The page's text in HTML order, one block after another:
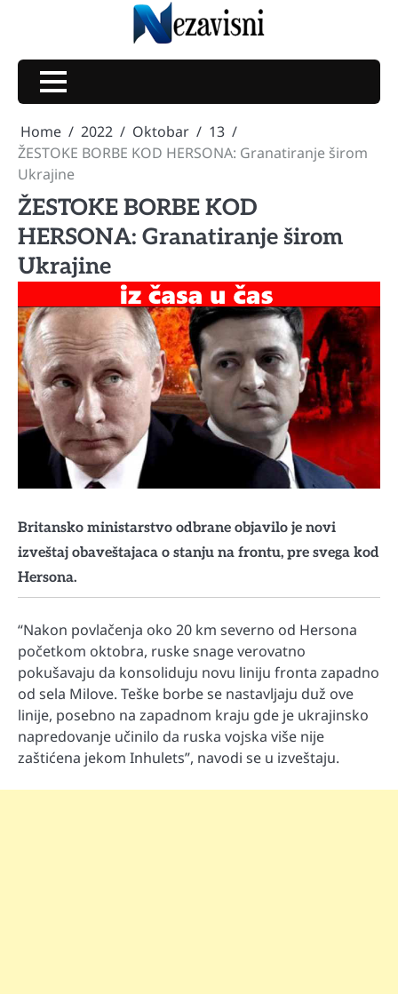
Home 2022 Oktobar
13
ŽESTOKE BORBE KOD HERSONA: Granatiranje širom
Ukrajine
ŽESTOKE BORBE KOD
HERSONA: Granatiranje širom
Ukrajine
Britansko ministarstvo odbrane objavilo je novi
izveštaj obaveštajaca o stanju na frontu, pre svega kod
Hersona.
“Nakon povlačenja oko 20 km severno od Hersona
početkom oktobra, ruske snage verovatno
pokušavaju da konsoliduju novu liniju fronta zapadno
od sela Milove. Teške borbe se nastavljaju duž ove
linije, posebno na zapadnom kraju gde je ukrajinsko
napredovanje učinilo da ruska vojska više nije
zaštićena jekom Inhulets”, navodi se u izveštaju.